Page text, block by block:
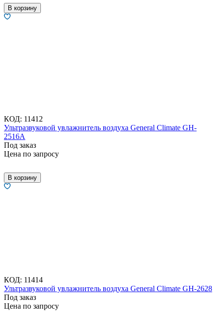
В корзину
КОД: 11412
Ультразвуковой увлажнитель воздуха General Climate GH-
2516A
Под заказ
Цена по запросу
В корзину
КОД: 11414
Ультразвуковой увлажнитель воздуха General Climate GH-2628
Под заказ
Цена по запросу